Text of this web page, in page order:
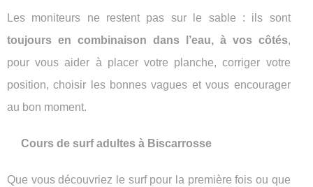
Les moniteurs ne restent pas sur le sable : ils sont
toujours en combinaison dans l’eau, à vos côtés,
pour vous aider à placer votre planche, corriger votre
position, choisir les bonnes vagues et vous encourager
au bon moment.
Cours de surf adultes à Biscarrosse
Que vous découvriez le surf pour la première fois ou que